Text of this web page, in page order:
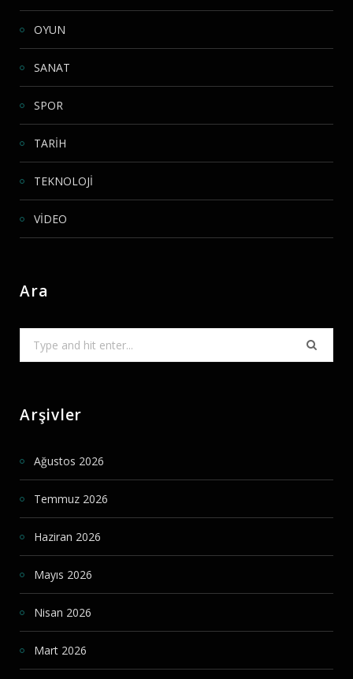
OYUN
SANAT
SPOR
TARİH
TEKNOLOJİ
VİDEO
Ara
Arşivler
Ağustos 2026
Temmuz 2026
Haziran 2026
Mayıs 2026
Nisan 2026
Mart 2026